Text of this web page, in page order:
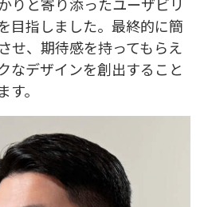
目指しました。最終的に簡
せ、期待感を持ってもらえ
なデザインを創出すること
。